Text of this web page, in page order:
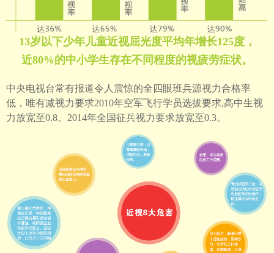
13岁以下少年儿童近视屈光度平均年增长125度，
近80%的中小学生存在不同程度的视疲劳症状。
中央电视台常有报道令人震惊的全四眼班兵源视力合格率
低，唯有减视力要求2010年空军飞行学员选拔要求,高中生视
力放宽至0.8。2014年全国征兵视力要求放宽至0.3。